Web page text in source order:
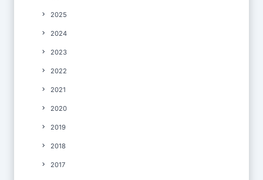
2025
2024
2023
2022
2021
2020
2019
2018
2017